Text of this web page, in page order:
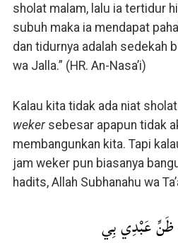
sholat malam, lalu ia tertidur
subuh maka ia mendapat
dan tidurnya adalah sedekah
wa Jalla.” (HR. An-Nasa’i)
Kalau kita tidak ada niat
weker sebesar apapun tidak
membangunkan kita. Tapi
jam weker pun biasanya
hadits, Allah Subhanahu wa
ظَنِّ عَبْدِي بِي